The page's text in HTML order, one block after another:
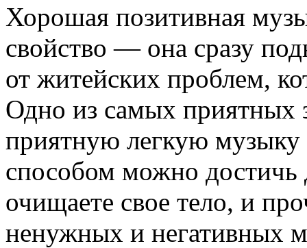
Хорошая позитивная
свойство — она сразу
от житейских проблем,
Одно из самых приятных
приятную легкую
способом можно достичь
очищаете свое тело, и
ненужных и негативных